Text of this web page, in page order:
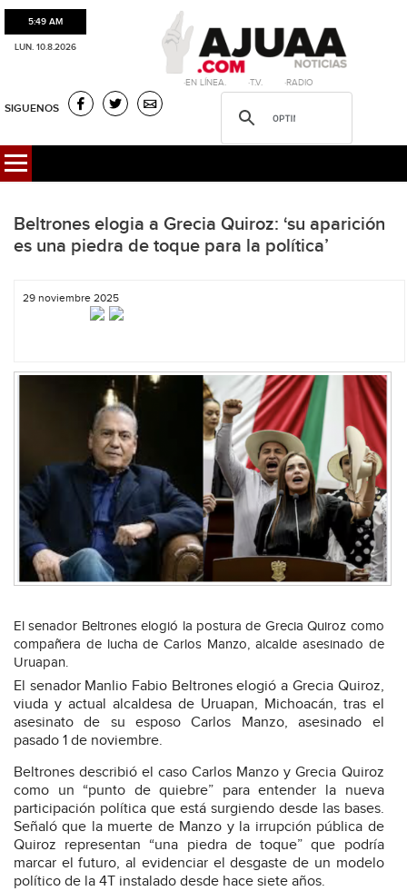
5:49 AM
LUN. 10.8.2026
·EN LÍNEA. ·T.V. ·RADIO
SIGUENOS
Beltrones elogia a Grecia Quiroz: ‘su aparición
es una piedra de toque para la política’
29 noviembre 2025
El senador Beltrones elogió la postura de Grecia Quiroz como
compañera de lucha de Carlos Manzo, alcalde asesinado de
Uruapan.
El senador Manlio Fabio Beltrones elogió a Grecia Quiroz,
viuda y actual alcaldesa de Uruapan, Michoacán, tras el
asesinato de su esposo Carlos Manzo, asesinado el
pasado 1 de noviembre.
Beltrones describió el caso Carlos Manzo y Grecia Quiroz
como un “punto de quiebre” para entender la nueva
participación política que está surgiendo desde las bases.
Señaló que la muerte de Manzo y la irrupción pública de
Quiroz representan “una piedra de toque” que podría
marcar el futuro, al evidenciar el desgaste de un modelo
político de la 4T instalado desde hace siete años.